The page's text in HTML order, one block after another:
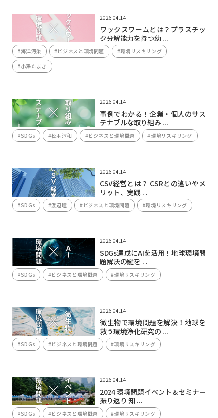
2026.04.14
ワックスワームとは？プラスチッ
ク分解能力を持つ幼 ...
#海洋汚染 #ビジネスと環境問題 #環境リスキリング
#小澤たまき
2026.04.14
事例でわかる！企業・個人のサス
テナブルな取り組み ...
#SDGs #松本淳和 #ビジネスと環境問題 #環境リスキリング
2026.04.14
CSV経営とは？ CSRとの違いやメ
リット、実践 ...
#SDGs #渡辺瞳 #ビジネスと環境問題 #環境リスキリング
2026.04.14
SDGs達成にAIを活用！地球環境問
題解決の鍵を ...
#SDGs #ビジネスと環境問題 #環境リスキリング
2026.04.14
微生物で環境問題を解決！地球を
救う環境浄化研究の ...
#SDGs #ビジネスと環境問題 #環境リスキリング
2026.04.14
2024 環境問題イベント＆セミナー
振り返り 知 ...
#SDGs #ビジネスと環境問題 #環境リスキリング